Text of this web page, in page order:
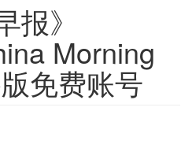
报》
Morning
免费账号